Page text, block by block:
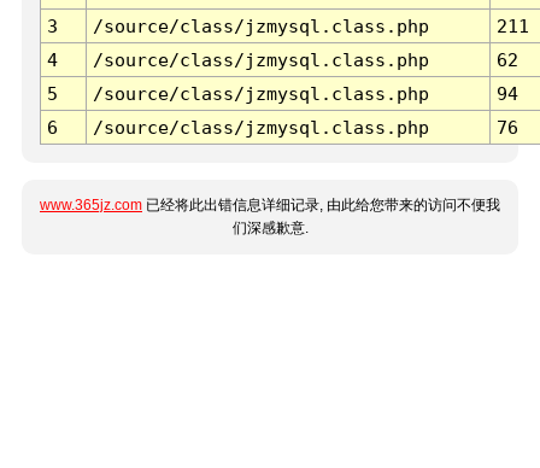
3 /source/class/jzmysql.class.php
211
4
/source/class/jzmysql.class.php
62
5
/source/class/jzmysql.class.php
94
6
/source/class/jzmysql.class.php 76
www.365jz.com 已经将此出错信息详细记录, 由此给您带来的访问不便我
们深感歉意.